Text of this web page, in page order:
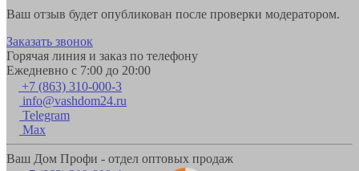
Ваш отзыв будет опубликован после проверки модератором.
Заказать звонок
Горячая линия и заказ по телефону
Ежедневно с 7:00 до 20:00
+7 (863) 310-000-3
info@vashdom24.ru
Telegram
Max
Ваш Дом Профи - отдел оптовых продаж